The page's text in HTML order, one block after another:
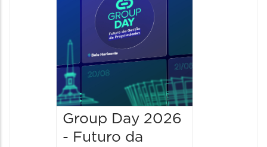
Group Day 2026
- Futuro da